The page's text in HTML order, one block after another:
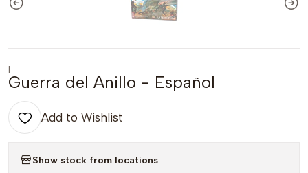
|
Guerra del Anillo - Español
Add to Wishlist
Show stock from locations